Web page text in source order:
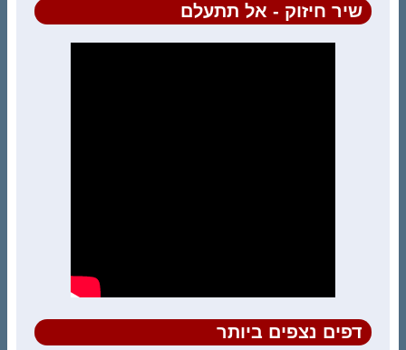
שיר חיזוק - אל תתעלם
דפים נצפים ביותר